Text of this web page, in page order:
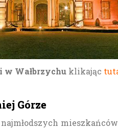
w Wałbrzychu klikając
Górze